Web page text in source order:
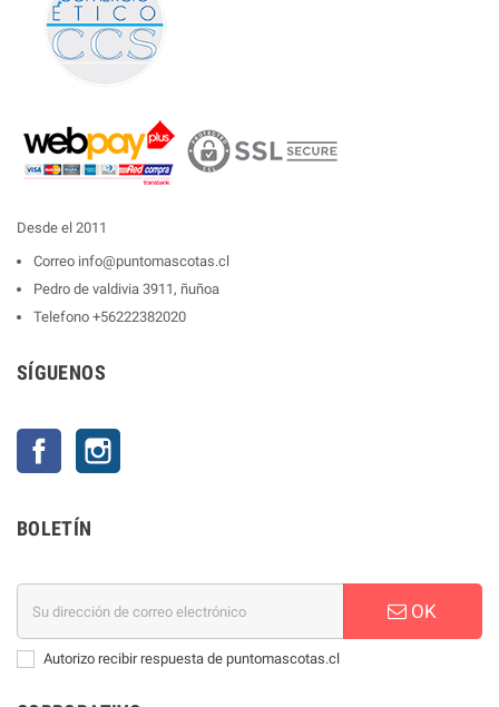
Desde el 2011
Correo info@puntomascotas.cl
Pedro de valdivia 3911, ñuñoa
Telefono +56222382020
SÍGUENOS
Facebook
BOLETÍN
OK
Autorizo recibir respuesta de puntomascotas.cl